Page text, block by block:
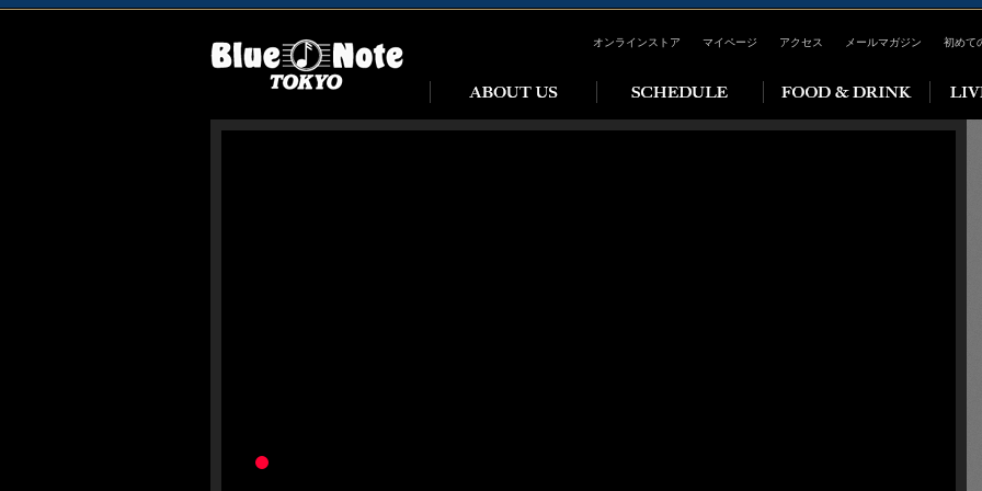
オンラインストア マイページ アクセス メールマガジン 初めて